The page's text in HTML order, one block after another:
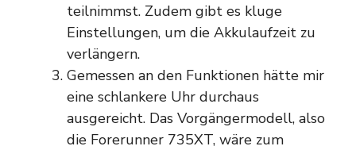
teilnimmst. Zudem gibt es kluge
Einstellungen, um die Akkulaufzeit zu
verlängern.
Gemessen an den Funktionen hätte mir
eine schlankere Uhr durchaus
ausgereicht. Das Vorgängermodell, also
die Forerunner 735XT, wäre zum